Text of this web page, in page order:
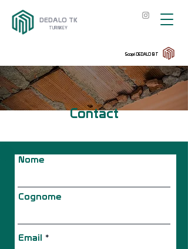
DEDALO TK
TURNKEY
Scopri DEDALO BT
Contact
Nome
Cognome
Email